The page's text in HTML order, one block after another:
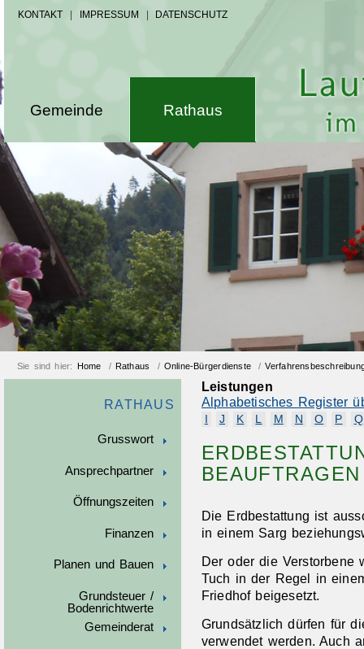
KONTAKT IMPRESSUM DATENSCHUTZ
Gemeinde Rathaus
Sie sind hier: Home / Rathaus / Online-Bürgerdienste /
RATHAUS
Grusswort
Ansprechpartner
Öffnungszeiten
Finanzen
Planen und Bauen
Grundsteuer /
Bodenrichtwerte
Gemeinderat
Leistungen
Alphabetisches Register
J K L M N O P Q
BEAUFTRAGEN
Die Erdbestattung ist
in einem Sarg
Der oder die Verstorbene
Tuch in der Regel in
Friedhof beigesetzt.
Grundsätzlich dürfen für
verwendet werden. Auch